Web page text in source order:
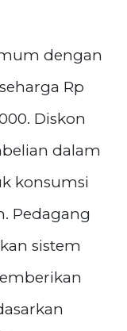
dengan
Rp
Diskon
dalam
konsumsi
Pedagang
sistem